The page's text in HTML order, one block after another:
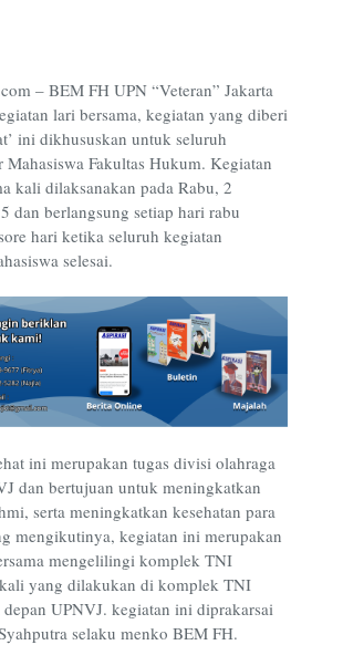
– BEM FH UPN “Veteran” Jakarta
lari bersama, kegiatan yang diberi
ini dikhususkan untuk seluruh
Mahasiswa Fakultas Hukum. Kegiatan
kali dilaksanakan pada Rabu, 2
dan berlangsung setiap hari rabu
hari ketika seluruh kegiatan
selesai.
ini merupakan tugas divisi olahraga
dan bertujuan untuk meningkatkan
serta meningkatkan kesehatan para
mengikutinya, kegiatan ini merupakan
mengelilingi komplek TNI
yang dilakukan di komplek TNI
UPNVJ. kegiatan ini diprakarsai
selaku menko BEM FH.